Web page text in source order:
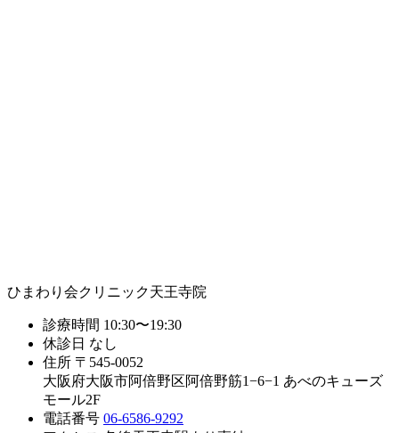
ひまわり会クリニック天王寺院
診療時間 10:30〜19:30
休診日 なし
住所 〒545-0052
大阪府大阪市阿倍野区阿倍野筋1−6−1 あべのキューズ
モール2F
電話番号 06-6586-9292